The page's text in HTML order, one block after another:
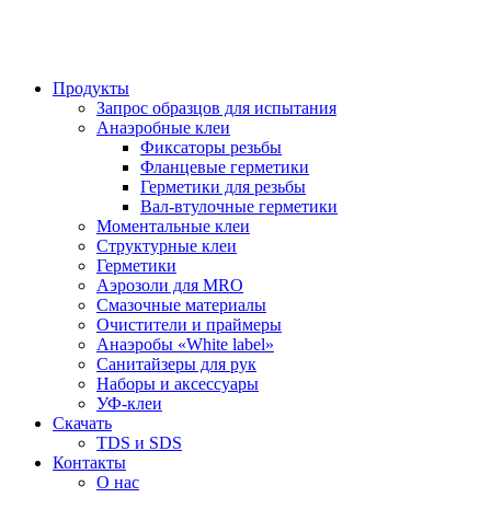
Продукты
Запрос образцов для испытания
Анаэробные клеи
Фиксаторы резьбы
Фланцевые герметики
Герметики для резьбы
Вал-втулочные герметики
Моментальные клеи
Структурные клеи
Герметики
Аэрозоли для MRO
Смазочные материалы
Очистители и праймеры
Анаэробы «White label»
Санитайзеры для рук
Наборы и аксессуары
УФ-клеи
Скачать
TDS и SDS
Контакты
О нас